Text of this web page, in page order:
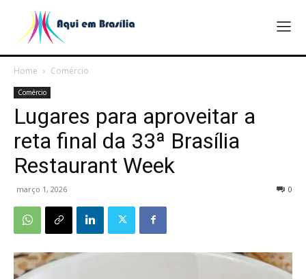
Home Comércio
Comércio
Lugares para aproveitar a
reta final da 33ª Brasília
Restaurant Week
março 1, 2026 0